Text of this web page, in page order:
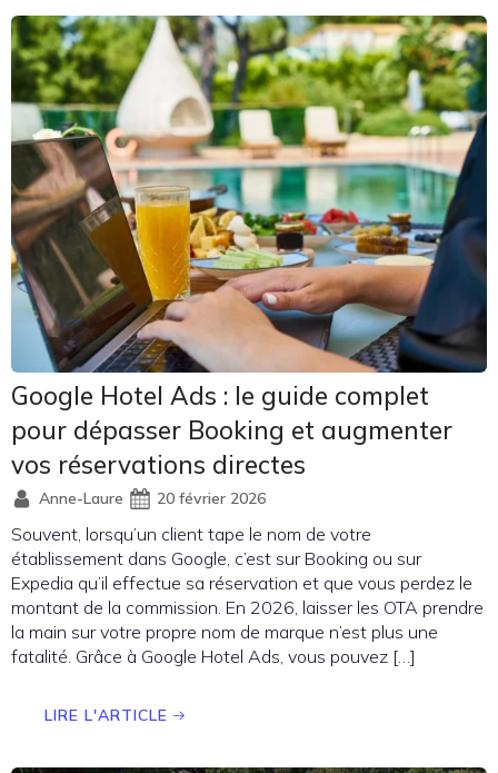
Google Hotel Ads : le guide complet
pour dépasser Booking et augmenter
vos réservations directes
Anne-Laure 20 février 2026
Souvent, lorsqu’un client tape le nom de votre
établissement dans Google, c’est sur Booking ou sur
Expedia qu’il effectue sa réservation et que vous perdez le
montant de la commission. En 2026, laisser les OTA prendre
la main sur votre propre nom de marque n’est plus une
fatalité. Grâce à Google Hotel Ads, vous pouvez […]
LIRE L'ARTICLE